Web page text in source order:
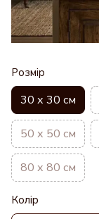
Розмір
30 х 30 см
50 х 50 см
80 х 80 см
Колір